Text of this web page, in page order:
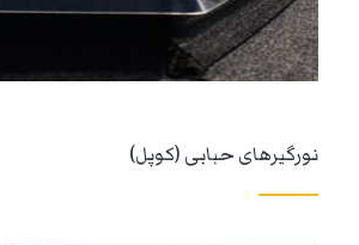
نورگیرهای حبابی (کوپل)